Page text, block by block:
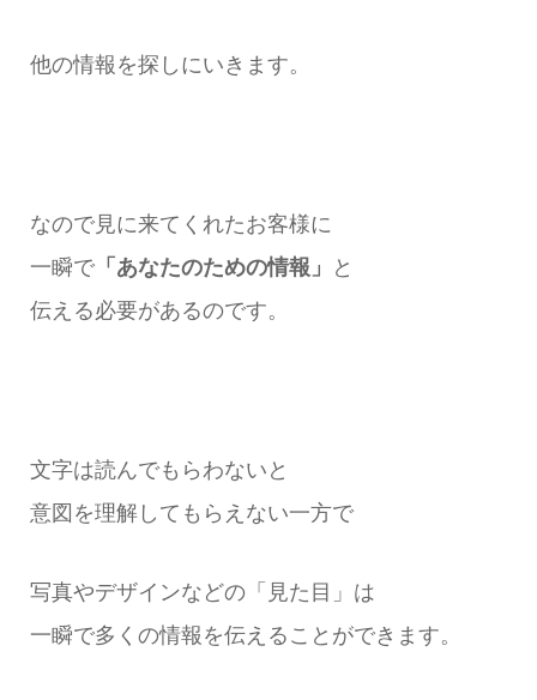
他の情報を探しにいきます。
なので見に来てくれたお客様に
一瞬で「あなたのための情報」
と
伝える必要があるのです。
文字は読んでもらわないと
意図を理解してもらえない一方で
写真やデザインなどの「見た目」は
一瞬で多くの情報を伝えることができます。